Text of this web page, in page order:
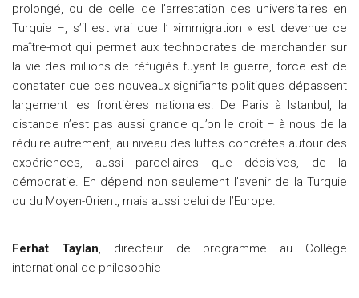
prolongé, ou de celle de l’arrestation des universitaires en
Turquie –, s’il est vrai que l’ »immigration » est devenue ce
maître-mot qui permet aux technocrates de marchander sur
la vie des millions de réfugiés fuyant la guerre, force est de
constater que ces nouveaux signifiants politiques dépassent
largement les frontières nationales. De Paris à Istanbul, la
distance n’est pas aussi grande qu’on le croit – à nous de la
réduire autrement, au niveau des luttes concrètes autour des
expériences, aussi parcellaires que décisives, de la
démocratie. En dépend non seulement l’avenir de la Turquie
ou du Moyen-Orient, mais aussi celui de l’Europe.
Ferhat Taylan, directeur de programme au Collège
international de philosophie